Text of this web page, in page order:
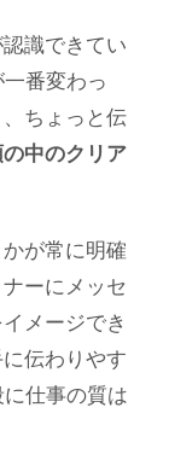
識できてい
番変わっ
ちょっと伝
の中のクリア
が常に明確
ーにメッセ
メージでき
伝わりやす
仕事の質は